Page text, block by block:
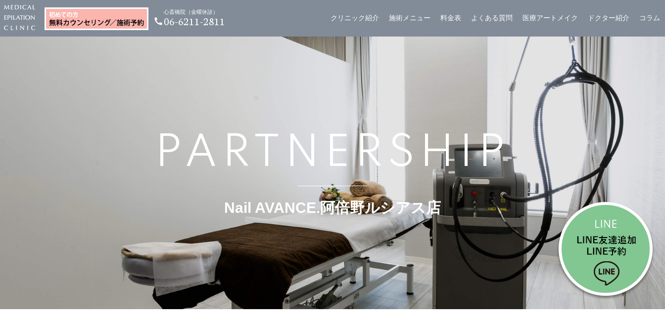
心斎橋院（金曜休診）
06-6211-2811
call クリニック紹介 施術メニュー 料金表 よくある質問 医療アートメイク ドクター紹介 コラム
PARTNERSHIP
Nail AVANCE.阿倍野ルシアス店